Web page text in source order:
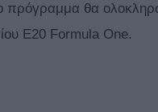
πρόγραμμα θα
E20 Formula One.